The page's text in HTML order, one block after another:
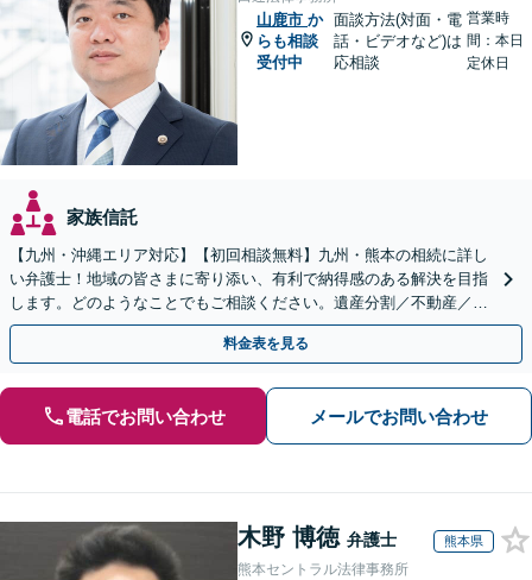
山鹿市 か
らも相談
受付中
面談方法(対面・電
話・ビデオなど)は
応相談
営業時
間：本日
定休日
家族信託
【九州・沖縄エリア対応】【初回相談無料】九州・熊本の相続に詳し
い弁護士！地域の皆さまに寄り添い、有利で納得感のある解決を目指
します。どのようなことでもご相談ください。遺産分割／不動産／遺
言書／使い込み／寄与分／遺留分／相続放棄【完全個室】
料金表を見る
電話でお問い合わせ メールでお問い合わせ
木野 博徳 弁護士 熊本県
熊本セントラル法律事務所